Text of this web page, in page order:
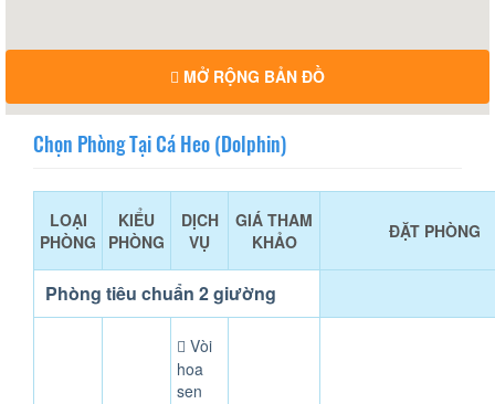
MỞ RỘNG BẢN ĐỒ
Chọn Phòng Tại Cá Heo (Dolphin)
LOẠI
PHÒNG
KIỂU
PHÒNG
DỊCH
VỤ
GIÁ THAM
KHẢO
ĐẶT PHÒNG
Phòng tiêu chuẩn 2 giường
Vòi
hoa
sen